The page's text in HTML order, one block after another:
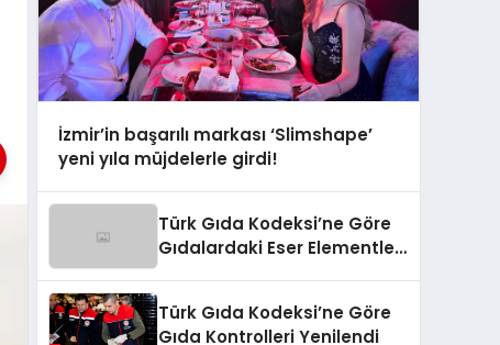
İzmir’in başarılı markası ‘Slimshape’
yeni yıla müjdelerle girdi!
Türk Gıda Kodeksi’ne Göre
Gıdalardaki Eser Elementler
Türk Gıda Kodeksi’ne Göre
Gıda Kontrolleri Yenilendi